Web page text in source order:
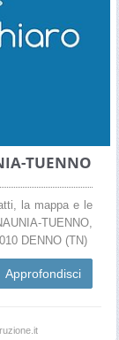
TUENNO
la mappa e le
TUENNO,
DENNO (TN)
Approfondisci